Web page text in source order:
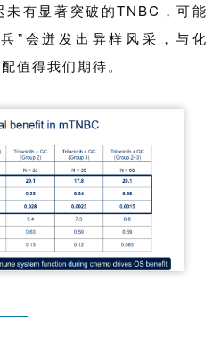
未有显著突破的TNBC，可能
”会迸发出异样风采，与化
值得我们期待。